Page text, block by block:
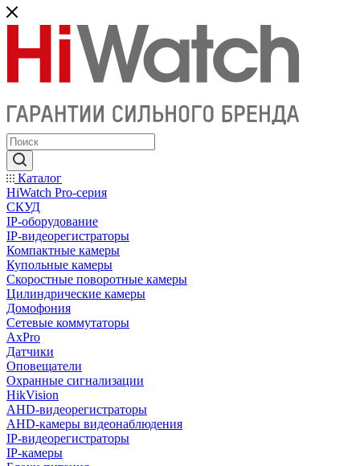
Каталог
HiWatch Pro-серия
CКУД
IP-оборудование
IP-видеорегистраторы
Компактные камеры
Купольные камеры
Скоростные поворотные камеры
Цилиндрические камеры
Домофония
Сетевые коммутаторы
AxPro
Датчики
Оповещатели
Охранные сигнализации
HikVision
AHD-видеорегистраторы
AHD-камеры видеонаблюдения
IP-видеорегистраторы
IP-камеры